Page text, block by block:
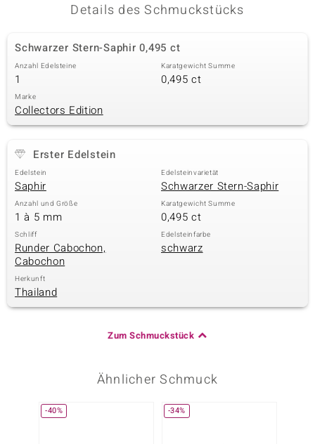
Details des Schmuckstücks
Schwarzer Stern-Saphir 0,495 ct
Anzahl Edelsteine
1
Karatgewicht Summe
0,495 ct
Marke
Collectors Edition
Erster Edelstein
Edelstein
Saphir
Edelsteinvarietät
Schwarzer Stern-Saphir
Anzahl und Größe
1 à 5 mm
Karatgewicht Summe
0,495 ct
Schliff
Runder Cabochon,
Cabochon
Edelsteinfarbe
schwarz
Herkunft
Thailand
Zum Schmuckstück
Ähnlicher Schmuck
-40% -34%